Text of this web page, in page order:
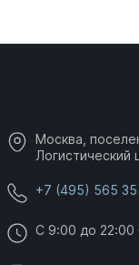
Москва,
Логистический
+7 (495) 565
C 9:00 до 22:00